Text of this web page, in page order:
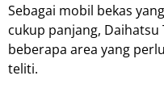
Sebagai mobil bekas
cukup panjang, Daihatsu
beberapa area yang
teliti.